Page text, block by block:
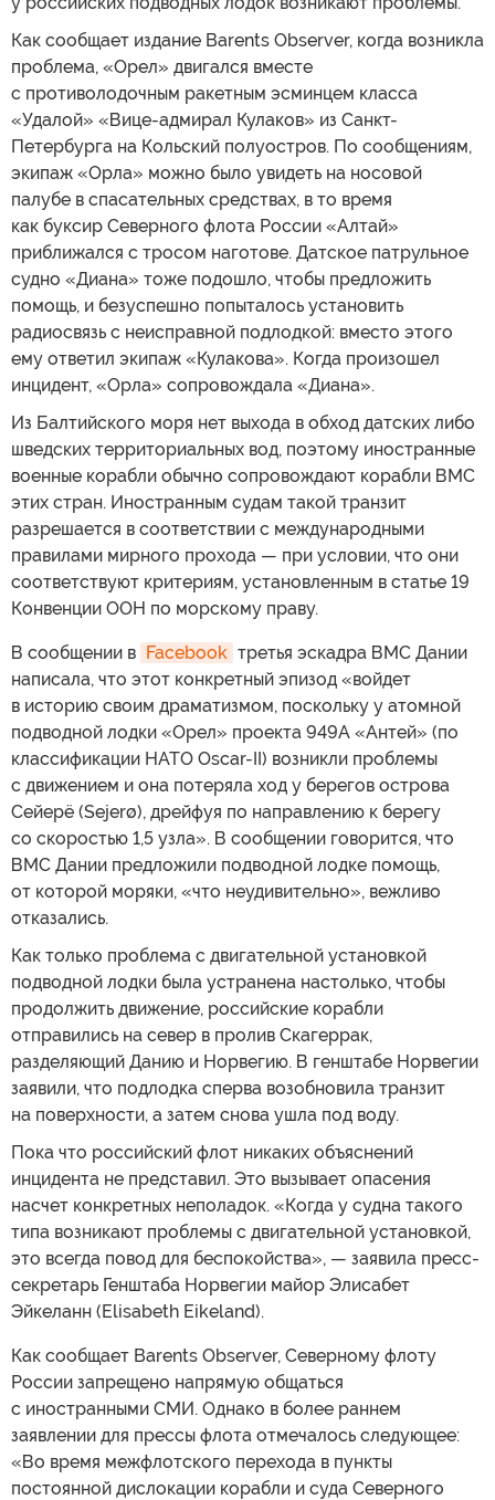
Как сообщает издание Barents Observer, когда возникла
проблема, «Орел» двигался вместе
с противолодочным ракетным эсминцем класса
«Удалой» «Вице-адмирал Кулаков» из Санкт-
Петербурга на Кольский полуостров. По сообщениям,
экипаж «Орла» можно было увидеть на носовой
палубе в спасательных средствах, в то время
как буксир Северного флота России «Алтай»
приближался с тросом наготове. Датское патрульное
судно «Диана» тоже подошло, чтобы предложить
помощь, и безуспешно попыталось установить
радиосвязь с неисправной подлодкой: вместо этого
ему ответил экипаж «Кулакова». Когда произошел
инцидент, «Орла» сопровождала «Диана».
Из Балтийского моря нет выхода в обход датских либо
шведских территориальных вод, поэтому иностранные
военные корабли обычно сопровождают корабли ВМС
этих стран. Иностранным судам такой транзит
разрешается в соответствии с международными
правилами мирного прохода — при условии, что они
соответствуют критериям, установленным в статье 19
Конвенции ООН по морскому праву.
В сообщении в Facebook третья эскадра ВМС Дании
написала, что этот конкретный эпизод «войдет
в историю своим драматизмом, поскольку у атомной
подводной лодки «Орел» проекта 949А «Антей» (по
классификации НАТО Oscar-II) возникли проблемы
с движением и она потеряла ход у берегов острова
Сейерё (Sejerø), дрейфуя по направлению к берегу
со скоростью 1,5 узла». В сообщении говорится, что
ВМС Дании предложили подводной лодке помощь,
от которой моряки, «что неудивительно», вежливо
отказались.
Как только проблема с двигательной установкой
подводной лодки была устранена настолько, чтобы
продолжить движение, российские корабли
отправились на север в пролив Скагеррак,
разделяющий Данию и Норвегию. В генштабе Норвегии
заявили, что подлодка сперва возобновила транзит
на поверхности, а затем снова ушла под воду.
Пока что российский флот никаких объяснений
инцидента не представил. Это вызывает опасения
насчет конкретных неполадок. «Когда у судна такого
типа возникают проблемы с двигательной установкой,
это всегда повод для беспокойства», — заявила пресс-
секретарь Генштаба Норвегии майор Элисабет
Эйкеланн (Elisabeth Eikeland).
Как сообщает Barents Observer, Северному флоту
России запрещено напрямую общаться
с иностранными СМИ. Однако в более раннем
заявлении для прессы флота отмечалось следующее:
«Во время межфлотского перехода в пункты
постоянной дислокации корабли и суда Северного